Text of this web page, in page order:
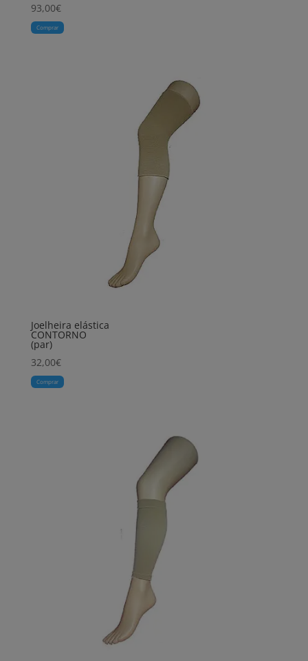
93,00€
Comprar
Joelheira elástica
CONTORNO
(par)
32,00€
Comprar